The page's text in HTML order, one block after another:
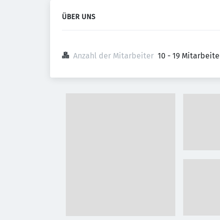
ÜBER UNS
Anzahl der Mitarbeiter 10 - 19